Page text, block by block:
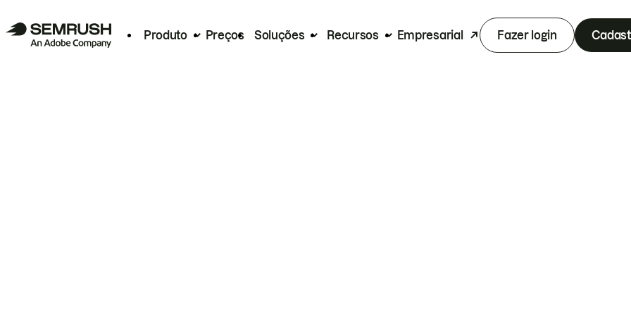
Produto Preços Soluções Recursos Empresarial Fazer login